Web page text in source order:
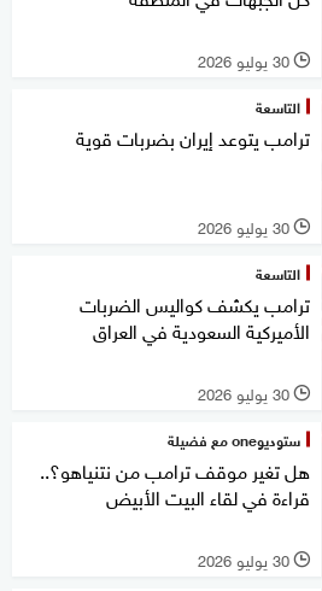
l 30 يوليو 2026
التاسعة
ترامب يتوعد إيران بضربات قوية
l 30 يوليو 2026
التاسعة
ترامب يكشف كواليس الضربات
الأميركية السعودية في العراق
l 30 يوليو 2026
ستوديوone مع فضيلة
هل تغير موقف ترامب من نتنياهو؟..
قراءة في لقاء البيت الأبيض
l 30 يوليو 2026